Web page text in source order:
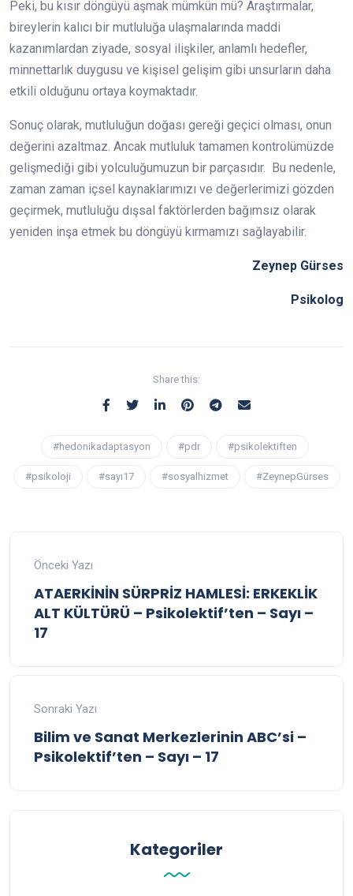
Peki, bu kısır döngüyü aşmak mümkün mü? Araştırmalar,
bireylerin kalıcı bir mutluluğa ulaşmalarında maddi
kazanımlardan ziyade, sosyal ilişkiler, anlamlı hedefler,
minnettarlık duygusu ve kişisel gelişim gibi unsurların daha
etkili olduğunu ortaya koymaktadır.
Sonuç olarak, mutluluğun doğası gereği geçici olması, onun
değerini azaltmaz. Ancak mutluluk tamamen kontrolümüzde
gelişmediği gibi yolculuğumuzun bir parçasıdır. Bu nedenle,
zaman zaman içsel kaynaklarımızı ve değerlerimizi gözden
geçirmek, mutluluğu dışsal faktörlerden bağımsız olarak
yeniden inşa etmek bu döngüyü kırmamızı sağlayabilir.
Zeynep Gürses
Psikolog
Share this:
#hedonikadaptasyon #pdr #psikolektiften
#psikoloji #sayı17 #sosyalhizmet #ZeynepGürses
Önceki Yazı
ATAERKİNİN SÜRPRİZ HAMLESİ: ERKEKLİK
ALT KÜLTÜRÜ – Psikolektif’ten – Sayı –
17
Sonraki Yazı
Bilim ve Sanat Merkezlerinin ABC’si –
Psikolektif’ten – Sayı – 17
Kategoriler